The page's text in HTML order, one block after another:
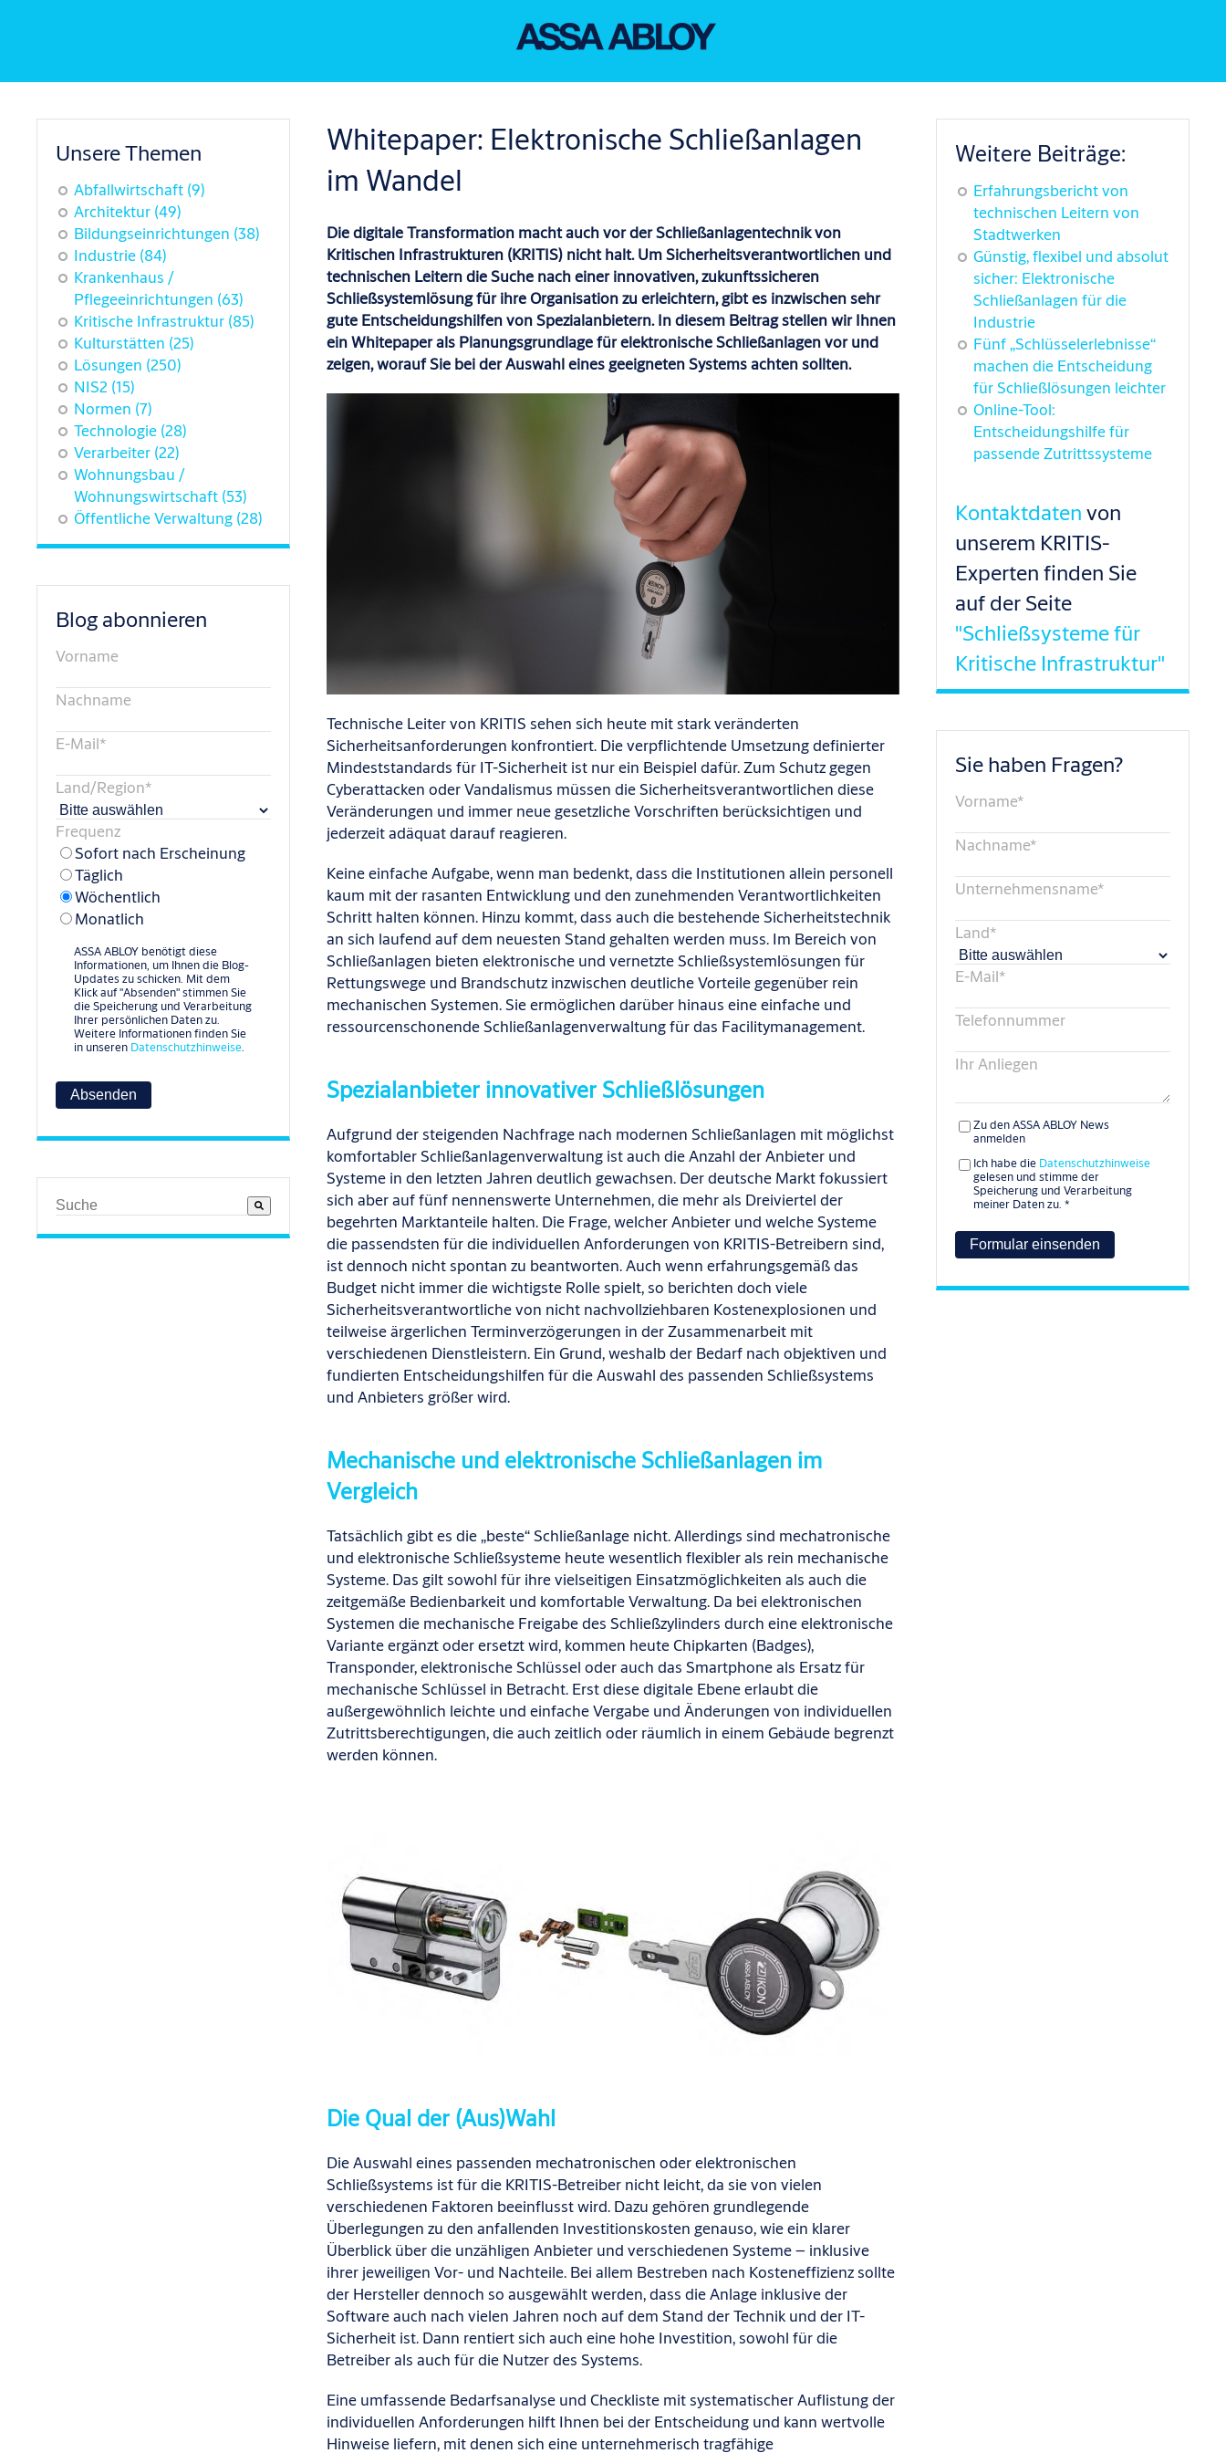
Unsere Themen
Abfallwirtschaft (9)
Architektur (49)
Bildungseinrichtungen (38)
Industrie (84)
Krankenhaus /
Pflegeeinrichtungen (63)
Kritische Infrastruktur (85)
Kulturstätten (25)
Lösungen (250)
NIS2 (15)
Normen (7)
Technologie (28)
Verarbeiter (22)
Wohnungsbau /
Wohnungswirtschaft (53)
Öffentliche Verwaltung (28)
Blog abonnieren
Vorname
Nachname
E-Mail*
Land/Region*
Frequenz
Sofort nach Erscheinung
Täglich
Wöchentlich
Monatlich
ASSA ABLOY benötigt diese
Informationen, um Ihnen die Blog-
Updates zu schicken. Mit dem
Klick auf "Absenden" stimmen Sie
die Speicherung und Verarbeitung
Ihrer persönlichen Daten zu.
Weitere Informationen finden Sie
in unseren Datenschutzhinweise
Dies ist ein Suchfeld mit einer automatischen Vorschlagsfunktion.
Es gibt keine Vorschläge, da das Suchfeld leer ist.
Whitepaper: Elektronische Schließanlagen
im Wandel
Die digitale Transformation macht auch vorderSchließanlagentechnik von
Kritischen Infrastrukturen (KRITIS) nicht halt.UmSicherheitsverantwortlichen und
technischen Leiterndie Suche nacheinerinnovativen,zukunftssicheren
Schließsystemlösungfür ihre Organisationzu erleichtern,gibt es inzwischensehr
gute Entscheidungshilfen von Spezialanbietern. In diesem Beitragstellen wir Ihnen
einWhitepaper als Planungsgrundlage fürelektronische Schließanlagenvor und
zeigen,worauf Sie bei der Auswahl eines geeigneten Systems achten sollten.
Technische Leitervon KRITIS sehen sich heute mit stark veränderten
Sicherheitsanforderungen konfrontiert. Dieverpflichtende Umsetzung definierter
Mindeststandards für IT-Sicherheit ist nur ein Beispiel dafür. Zum Schutz gegen
Cyberattacken oder Vandalismus müssen die Sicherheitsverantwortlichendiese
Veränderungen und immer neue gesetzliche Vorschriften berücksichtigen und
jederzeit adäquat darauf reagieren.
Keine einfache Aufgabe, wenn man bedenkt, dass die Institutionen allein personell
kaum mit der rasanten Entwicklung und den zunehmenden Verantwortlichkeiten
Schritt halten können. Hinzu kommt, dass auch die bestehende Sicherheitstechnik
an sich laufend auf dem neuesten Stand gehalten werden muss. Im Bereich von
Schließanlagen bieten elektronische undvernetzteSchließsystemlösungen für
Rettungswege und Brandschutz inzwischen deutliche Vorteile gegenüber rein
mechanischen Systemen. Sie ermöglichen darüber hinaus eineeinfache und
ressourcenschonende Schließanlagenverwaltungfür das Facilitymanagement.
Spezialanbieter innovativer Schließlösungen
Aufgrund der steigenden Nachfrage nach modernen Schließanlagen mit möglichst
komfortablerSchließanlagenverwaltung istauch die Anzahl der Anbieter und
Systeme in den letzten Jahren deutlich gewachsen. Derdeutsche Marktfokussiert
sich aberauf fünf nennenswerte Unternehmen, die mehr als Dreiviertel der
begehrten Marktanteile halten. Die Frage, welcher Anbieter und welche Systeme
die passendsten für die individuellen Anforderungen von KRITIS-Betreibern sind,
ist dennoch nicht spontan zu beantworten. Auch wenn erfahrungsgemäß das
Budget nicht immer die wichtigste Rolle spielt, so berichten doch viele
Sicherheitsverantwortliche von nicht nachvollziehbaren Kostenexplosionen und
teilweise ärgerlichen Terminverzögerungen in der Zusammenarbeit mit
verschiedenen Dienstleistern. Ein Grund, weshalb der Bedarf nach objektiven und
fundierten Entscheidungshilfen für die Auswahl des passendenSchließsystems
und Anbieters größer wird.
Mechanische und elektronische Schließanlagen im
Vergleich
Tatsächlich gibt es die „beste“ Schließanlage nicht. Allerdings sind mechatronische
und elektronische Schließsysteme heute wesentlich flexibler als rein mechanische
Systeme. Das gilt sowohl für ihre vielseitigen Einsatzmöglichkeiten als auch die
zeitgemäße Bedienbarkeit und komfortable Verwaltung. Da bei elektronischen
Systemen die mechanische Freigabe des Schließzylinders durch eine elektronische
Variante ergänzt oder ersetzt wird, kommen heute Chipkarten (Badges),
Transponder, elektronische Schlüssel oder auch das Smartphone als Ersatz für
mechanische Schlüssel in Betracht. Erst diese digitale Ebene erlaubt die
außergewöhnlich leichte und einfache Vergabe und Änderungen von individuellen
Zutrittsberechtigungen, die auch zeitlich oder räumlich in einem Gebäude begrenzt
werden können.
Die Qual der (Aus)Wahl
Die Auswahl eines passenden mechatronischen oder elektronischen
Schließsystems ist fürdie KRITIS-Betreiber nicht leicht, da sie von vielen
verschiedenen Faktoren beeinflusst wird. Dazu gehören grundlegende
Überlegungen zu den anfallenden Investitionskosten genauso, wieein klarer
Überblick über die unzähligen Anbieter und verschiedenen Systeme– inklusive
ihrer jeweiligenVor- und Nachteile. Bei allem Bestreben nach Kosteneffizienz sollte
der Hersteller dennoch so ausgewählt werden, dass die Anlage inklusive der
Software auch nach vielen Jahren noch auf dem Stand der Technik und der IT-
Sicherheit ist. Dann rentiert sich auch eine hohe Investition, sowohl für die
Betreiber als auch für die Nutzer des Systems.
Eine umfassende Bedarfsanalyse und Checkliste mit systematischer Auflistung der
individuellen Anforderungen hilft Ihnen bei der Entscheidung und kann wertvolle
Hinweise liefern, mit denen sich eine unternehmerisch tragfähige
Weitere Beiträge:
Erfahrungsbericht von
technischen Leitern von
Stadtwerken
Günstig, flexibel und absolut
sicher: Elektronische
Schließanlagen für die
Industrie
Fünf „Schlüsselerlebnisse“
machen die Entscheidung
für Schließlösungen leichter
Online-Tool:
Entscheidungshilfe für
passende Zutrittssysteme
Kontaktdaten von
unserem KRITIS-
Experten finden Sie
auf der Seite
"Schließsysteme für
Kritische Infrastruktur"
Sie haben Fragen?
Vorname*
Nachname*
Unternehmensname*
Land*
E-Mail*
Telefonnummer
Ihr Anliegen
Zu den ASSA ABLOY News
anmelden
Ich habe die Datenschutzhinweise
gelesen und stimme der
Speicherung und Verarbeitung
meiner Daten zu. *